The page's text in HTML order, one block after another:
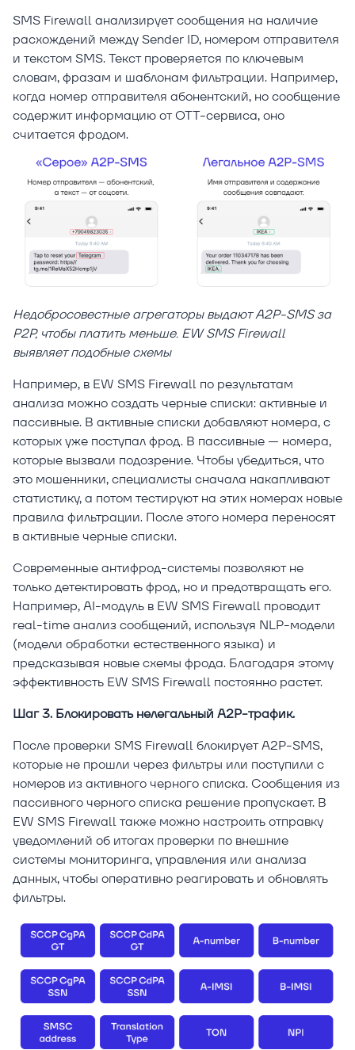
SMS Firewall анализирует сообщения на наличие
расхождений между Sender ID, номером отправителя
и текстом SMS. Текст проверяется по ключевым
словам, фразам и шаблонам фильтрации. Например,
когда номер отправителя абонентский, но сообщение
содержит информацию от ОТТ-сервиса, оно
считается фродом.
Недобросовестные агрегаторы выдают A2P-SMS за
P2P, чтобы платить меньше. EW SMS Firewall
выявляет подобные схемы
Например, в EW SMS Firewall по результатам
анализа можно создать черные списки: активные и
пассивные. В активные списки добавляют номера, с
которых уже поступал фрод. В пассивные — номера,
которые вызвали подозрение. Чтобы убедиться, что
это мошенники, специалисты сначала накапливают
статистику, а потом тестируют на этих номерах новые
правила фильтрации. После этого номера переносят
в активные черные списки.
Современные антифрод-системы позволяют не
только детектировать фрод, но и предотвращать его.
Например, AI-модуль в EW SMS Firewall проводит
real-time анализ сообщений, используя NLP-модели
(модели обработки естественного языка) и
предсказывая новые схемы фрода. Благодаря этому
эффективность EW SMS Firewall постоянно растет.
Шаг 3. Блокировать нелегальный A2P-трафик.
После проверки SMS Firewall блокирует A2P-SMS,
которые не прошли через фильтры или поступили с
номеров из активного черного списка. Сообщения из
пассивного черного списка решение пропускает. В
EW SMS Firewall также можно настроить отправку
уведомлений об итогах проверки по внешние
системы мониторинга, управления или анализа
дaнных, чтобы оперативно реагировать и обновлять
фильтры.